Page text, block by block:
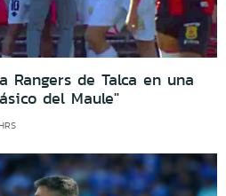
Rangers de Talca en una
del Maule"